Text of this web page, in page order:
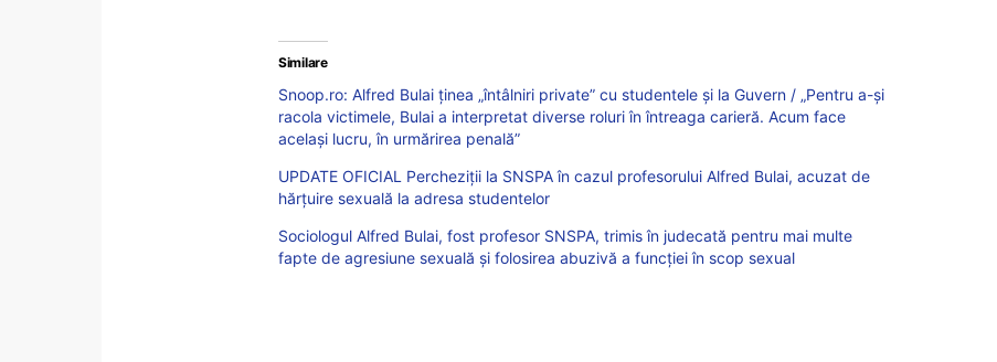
Similare
Snoop.ro: Alfred Bulai ținea „întâlniri private” cu studentele și la Guvern / „Pentru a-și
racola victimele, Bulai a interpretat diverse roluri în întreaga carieră. Acum face
același lucru, în urmărirea penală”
UPDATE OFICIAL Percheziții la SNSPA în cazul profesorului Alfred Bulai, acuzat de
hărțuire sexuală la adresa studentelor
Sociologul Alfred Bulai, fost profesor SNSPA, trimis în judecată pentru mai multe
fapte de agresiune sexuală și folosirea abuzivă a funcției în scop sexual